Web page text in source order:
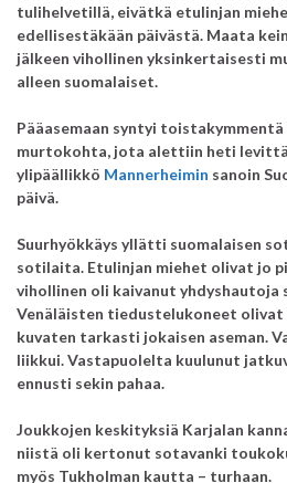
tulihelvetillä, eivätkä etulinjan
edellisestäkään päivästä. Maata
jälkeen vihollinen yksinkertaisesti
alleen suomalaiset.
Pääasemaan syntyi
murtokohta, jota alettiin heti
ylipäällikkö Mannerheimin sanoin
päivä.
Suurhyökkäys yllätti suomalaisen
sotilaita. Etulinjan miehet olivat jo
vihollinen oli kaivanut yhdyshautoja
Venäläisten tiedustelukoneet olivat
kuvaten tarkasti jokaisen aseman.
liikkui. Vastapuolelta kuulunut
ennusti sekin pahaa.
Joukkojen keskityksiä Karjalan
niistä oli kertonut sotavanki
myös Tukholman kautta – turhaan.